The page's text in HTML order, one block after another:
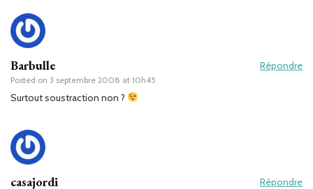
Barbulle
Posted on 3 septembre 2008 at 10h45
Répondre
Surtout soustraction non ?
casajordi Répondre